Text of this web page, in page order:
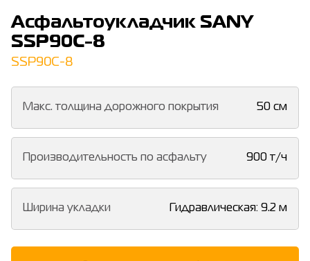
Асфальтоукладчик SANY
SSP90C-8
SSP90C-8
Макс. толщина дорожного покрытия 50 см
Производительность по асфальту 900 т/ч
Ширина укладки Гидравлическая: 9.2 м